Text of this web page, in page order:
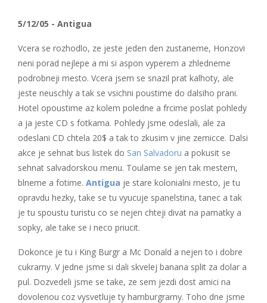
5/12/05 - Antigua
Vcera se rozhodlo, ze jeste jeden den zustaneme, Honzovi
neni porad nejlepe a mi si aspon vyperem a zhledneme
podrobneji mesto. Vcera jsem se snazil prat kalhoty, ale
jeste neuschly a tak se vsichni poustime do dalsiho prani.
Hotel opoustime az kolem poledne a frcime poslat pohledy
a ja jeste CD s fotkama. Pohledy jsme odeslali, ale za
odeslani CD chtela 20$ a tak to zkusim v jine zemicce. Dalsi
akce je sehnat bus listek do San Salvadoru a pokusit se
sehnat salvadorskou menu. Toulame se jen tak mestem,
blneme a fotime. Antigua je stare kolonialni mesto, je tu
opravdu hezky, take se tu vyucuje spanelstina, tanec a tak
je tu spoustu turistu co se nejen chteji divat na pamatky a
sopky, ale take se i neco priucit.
Dokonce je tu i King Burgr a Mc Donald a nejen to i dobre
cukrarny. V jedne jsme si dali skvelej banana split za dolar a
pul. Dozvedeli jsme se take, ze sem jezdi dost amici na
dovolenou coz vysvetluje ty hamburgrarny. Toho dne jsme